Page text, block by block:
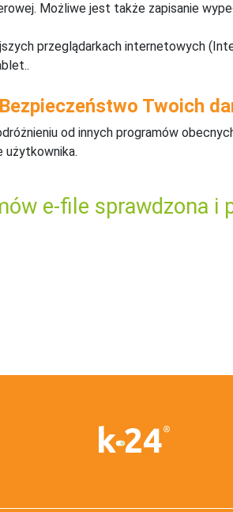
Możliwe jest także zapisanie
przeglądarkach internetowych
Bezpieczeństwo Twoich
od innych programów
użytkownika.
e-file sprawdzona i